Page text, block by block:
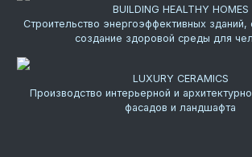
BUILDING HEALTHY HOMES
Строительство энергоэффективных
создание здоровой среды для
LUXURY CERAMICS
Производство интерьерной и
фасадов и ландшафта